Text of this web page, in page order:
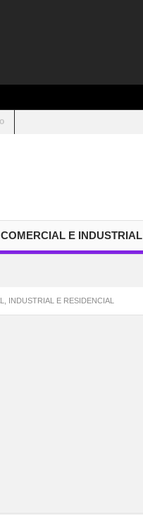
COMERCIAL E INDUSTRIAL
INDUSTRIAL E RESIDENCIAL